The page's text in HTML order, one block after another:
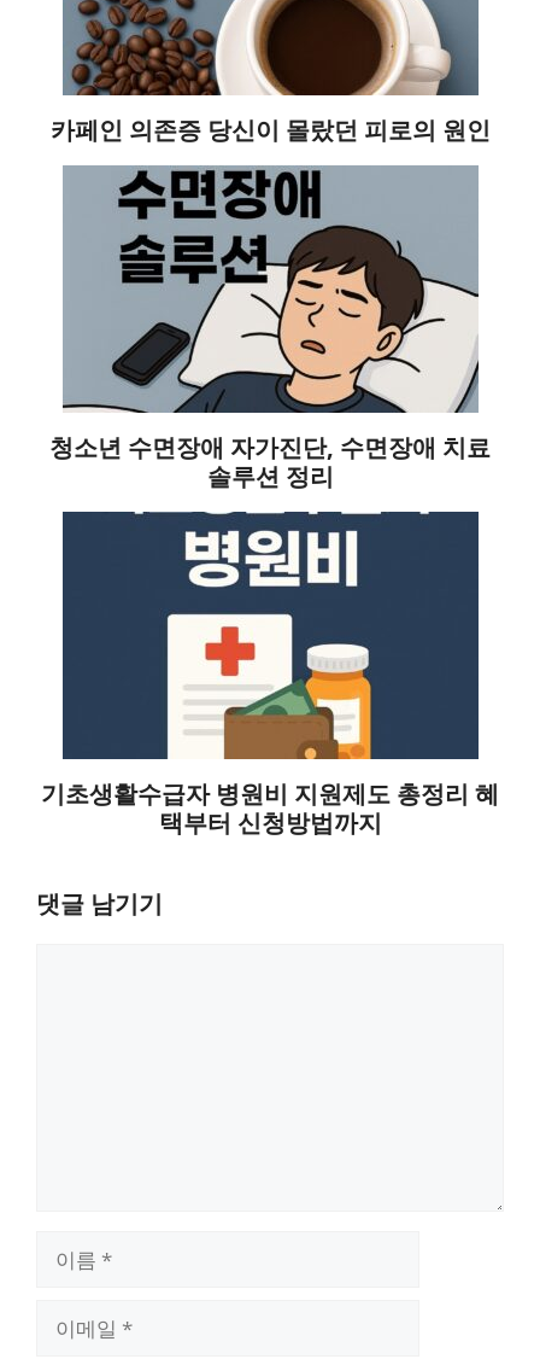
카페인 의존증 당신이 몰랐던 피로의 원인
청소년 수면장애 자가진단, 수면장애 치료
솔루션 정리
기초생활수급자 병원비 지원제도 총정리 혜
택부터 신청방법까지
댓글 남기기